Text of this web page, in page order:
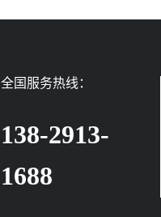
全国服务热线：
138-2913-
1688